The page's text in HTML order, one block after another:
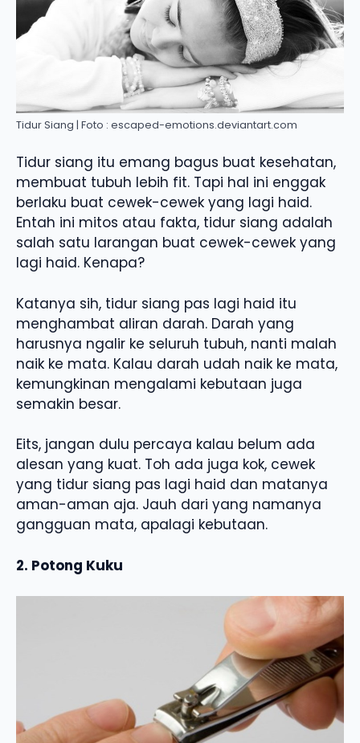
Tidur Siang | Foto : escaped-emotions.deviantart.com
Tidur siang itu emang bagus buat kesehatan,
membuat tubuh lebih fit. Tapi hal ini enggak
berlaku buat cewek-cewek yang lagi haid.
Entah ini mitos atau fakta, tidur siang adalah
salah satu larangan buat cewek-cewek yang
lagi haid. Kenapa?
Katanya sih, tidur siang pas lagi haid itu
menghambat aliran darah. Darah yang
harusnya ngalir ke seluruh tubuh, nanti malah
naik ke mata. Kalau darah udah naik ke mata,
kemungkinan mengalami kebutaan juga
semakin besar.
Eits, jangan dulu percaya kalau belum ada
alesan yang kuat. Toh ada juga kok, cewek
yang tidur siang pas lagi haid dan matanya
aman-aman aja. Jauh dari yang namanya
gangguan mata, apalagi kebutaan.
2. Potong Kuku